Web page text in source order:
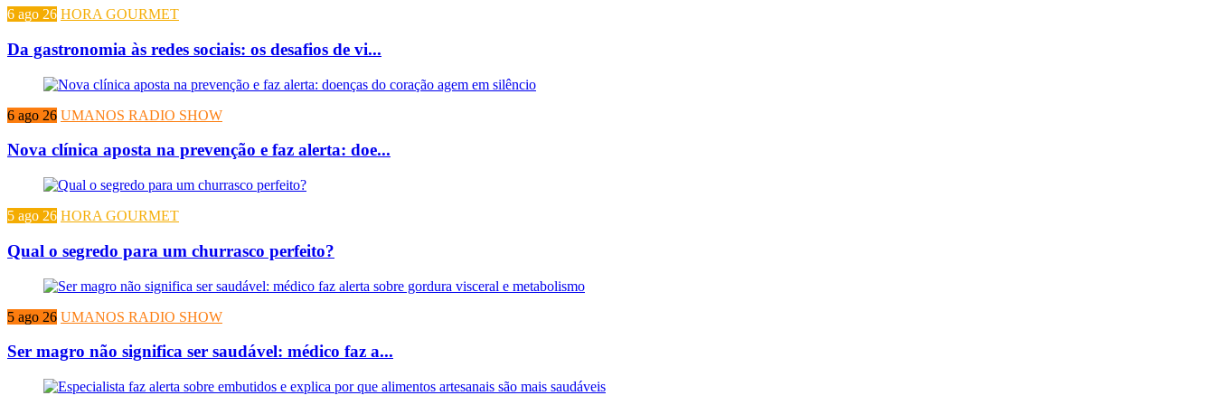
6 ago 26 HORA GOURMET
Da gastronomia às redes sociais: os desafios de vi...
6 ago 26 UMANOS RADIO SHOW
Nova clínica aposta na prevenção e faz alerta: doe...
5 ago 26 HORA GOURMET
Qual o segredo para um churrasco perfeito?
5 ago 26 UMANOS RADIO SHOW
Ser magro não significa ser saudável: médico faz a...